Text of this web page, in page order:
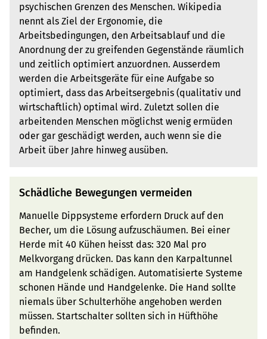
psychischen Grenzen des Menschen. Wikipedia
nennt als Ziel der Ergonomie, die
Arbeitsbedingungen, den Arbeitsablauf und die
Anordnung der zu greifenden Gegenstände räumlich
und zeitlich optimiert anzuordnen. Ausserdem
werden die Arbeitsgeräte für eine Aufgabe so
optimiert, dass das Arbeitsergebnis (qualitativ und
wirtschaftlich) optimal wird. Zuletzt sollen die
arbeitenden Menschen möglichst wenig ermüden
oder gar geschädigt werden, auch wenn sie die
Arbeit über Jahre hinweg ausüben.
Schädliche Bewegungen vermeiden
Manuelle Dippsysteme erfordern Druck auf den
Becher, um die Lösung aufzuschäumen. Bei einer
Herde mit 40 Kühen heisst das: 320 Mal pro
Melkvorgang drücken. Das kann den Karpaltunnel
am Handgelenk schädigen. Automatisierte Systeme
schonen Hände und Handgelenke. Die Hand sollte
niemals über Schulterhöhe angehoben werden
müssen. Startschalter sollten sich in Hüfthöhe
befinden.